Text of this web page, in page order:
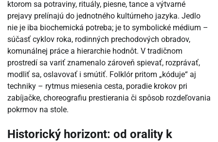
ktorom sa potraviny, rituály, piesne, tance a výtvarné
prejavy prelínajú do jednotného kultúrneho jazyka. Jedlo
nie je iba biochemická potreba; je to symbolické médium –
súčasť cyklov roka, rodinných prechodových obradov,
komunálnej práce a hierarchie hodnôt. V tradičnom
prostredí sa variť znamenalo zároveň spievať, rozprávať,
modliť sa, oslavovať i smútiť. Folklór pritom „kóduje“ aj
techniky – rytmus miesenia cesta, poradie krokov pri
zabíjačke, choreografiu prestierania či spôsob rozdeľovania
pokrmov na stole.
Historický horizont: od orality k